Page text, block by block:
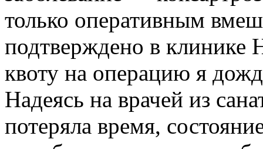
только оперативным
подтверждено в
квоту на операцию я
Надеясь на врачей из
потеряла время,